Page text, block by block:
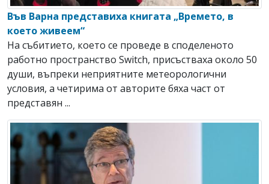
Във Варна представиха книгата „Времето, в
което живеем“
На събитието, което се проведе в споделеното
работно пространство Switch, присъстваха около 50
души, въпреки неприятните метеорологични
условия, а четирима от авторите бяха част от
представян ...